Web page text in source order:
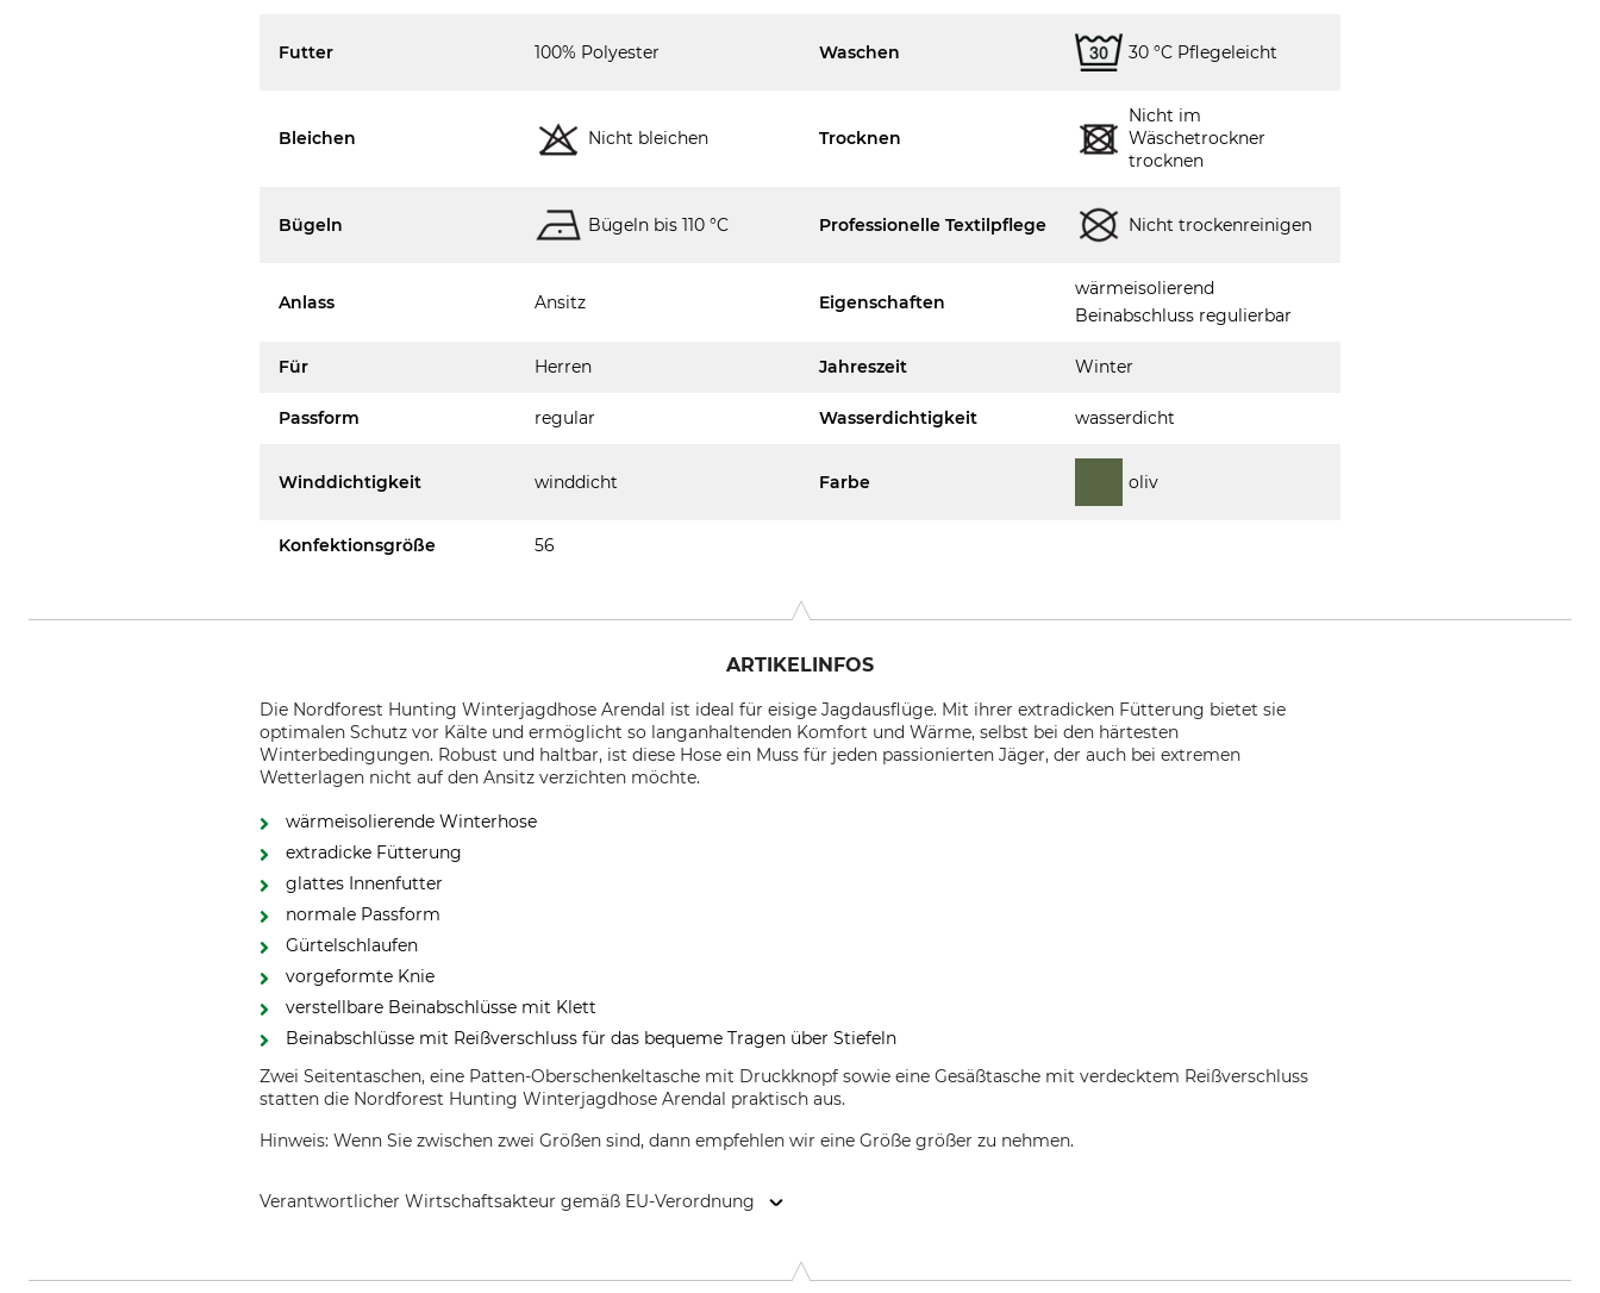
Futter 100% Polyester Waschen 30 °C Pflegeleicht
Bleichen Nicht bleichen Trocknen
Nicht im
Wäschetrockner
trocknen
Bügeln Bügeln bis 110 °C Professionelle Textilpflege Nicht trockenreinigen
Anlass Ansitz Eigenschaften
wärmeisolierend
Beinabschluss regulierbar
Für Herren Jahreszeit Winter
Passform regular Wasserdichtigkeit wasserdicht
Winddichtigkeit winddicht Farbe oliv
Konfektionsgröße 56
ARTIKELINFOS
Die Nordforest Hunting Winterjagdhose Arendal ist ideal für eisige Jagdausflüge. Mit ihrer extradicken Fütterung bietet sie
optimalen Schutz vor Kälte und ermöglicht so langanhaltenden Komfort und Wärme, selbst bei den härtesten
Winterbedingungen. Robust und haltbar, ist diese Hose ein Muss für jeden passionierten Jäger, der auch bei extremen
Wetterlagen nicht auf den Ansitz verzichten möchte.
wärmeisolierende Winterhose
extradicke Fütterung
glattes Innenfutter
normale Passform
Gürtelschlaufen
vorgeformte Knie
verstellbare Beinabschlüsse mit Klett
Beinabschlüsse mit Reißverschluss für das bequeme Tragen über Stiefeln
Zwei Seitentaschen, eine Patten-Oberschenkeltasche mit Druckknopf sowie eine Gesäßtasche mit verdecktem Reißverschluss
statten die Nordforest Hunting Winterjagdhose Arendal praktisch aus.
Hinweis: Wenn Sie zwischen zwei Größen sind, dann empfehlen wir eine Größe größer zu nehmen.
Verantwortlicher Wirtschaftsakteur gemäß EU-Verordnung